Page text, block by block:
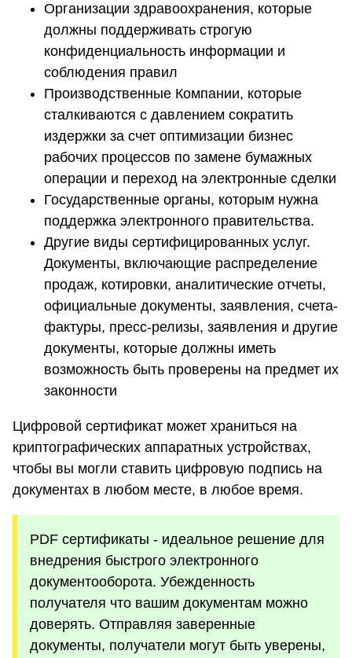
Организации здравоохранения, которые
должны поддерживать строгую
конфиденциальность информации и
соблюдения правил
Производственные Компании, которые
сталкиваются с давлением сократить
издержки за счет оптимизации бизнес
рабочих процессов по замене бумажных
операции и переход на электронные сделки
Государственные органы, которым нужна
поддержка электронного правительства.
Другие виды сертифицированных услуг.
Документы, включающие распределение
продаж, котировки, аналитические отчеты,
официальные документы, заявления, счета-
фактуры, пресс-релизы, заявления и другие
документы, которые должны иметь
возможность быть проверены на предмет их
законности
Цифровой сертификат может храниться на
криптографических аппаратных устройствах,
чтобы вы могли ставить цифровую подпись на
документах в любом месте, в любое время.
PDF сертификаты - идеальное решение для
внедрения быстрого электронного
документооборота. Убежденность
получателя что вашим документам можно
доверять. Отправляя заверенные
документы, получатели могут быть уверены,